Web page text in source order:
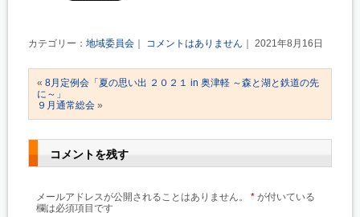
カテゴリー： 地域委員会 コメントはありません ｜ 2021年8月16日
« 8月定例会「夏の思い出 ２０２１ in 奥津軽 ～森と湖と鉄道の先
に～」
９月通常総会 »
コメントを残す
メールアドレスが公開されることはありません。 * が付いている
欄は必須項目です